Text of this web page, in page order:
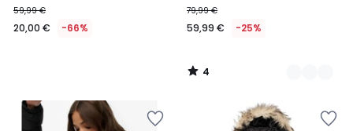
€
au
66%
59,99 €
20,00 € -66%
79,99 €
59,99 € -25%
4
/